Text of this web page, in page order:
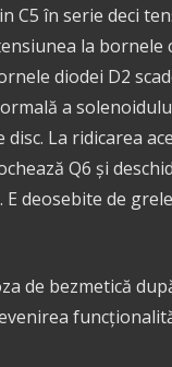
C5 în serie deci
la
diodei D2
a
La ridicarea
Q6 și
deosebite de
de bezmetică